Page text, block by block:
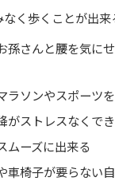
く歩くことが出来
孫さんと腰を気に
ラソンやスポーツ
がストレスなくで
ムーズに出来る
車椅子が要らない